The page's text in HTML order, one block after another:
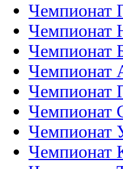
Чемпионат
Чемпионат
Чемпионат
Чемпионат
Чемпионат
Чемпионат
Чемпионат
Чемпионат